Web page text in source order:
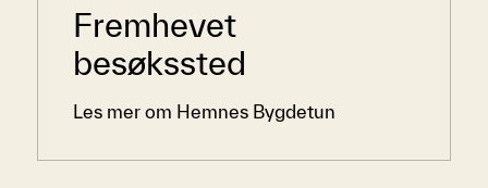
Sidemeny
Fremhevet
besøkssted
Les mer om Hemnes Bygdetun